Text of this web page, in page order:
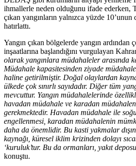
ihmallerle neden olduğunu ifade ederken,
çıkan yangınların yalnızca yüzde
hatırlattı.
Yangın çıkan bölgelerde yangın ardından
inşaatlarına başlandığını vurgulayan
olarak yangınlara müdahaleler arasında
Müdahale kapasitesinden ziyade
haline getirilmiştir. Doğal olaylardan
ülkede çok sınırlı sayıdadır. Diğer tüm
mevcuttur. Yangın müdahalelerinde
havadan müdahale ve karadan
gerekmektedir. Havadan müdahale ile
engellenmesi, karadan müdahalenin
daha da önemlidir. Bu kasti yakmalar
kaynağı, küresel iklim krizinden dolayı
‘kuruluk’tur. Bu da ormanları, yakıt
konuştu.